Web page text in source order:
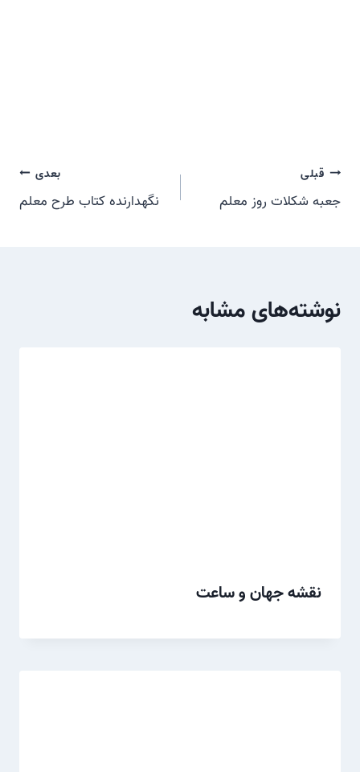
راهبری
نوشته
قبلی
جعبه شکلات روز معلم
بعدی
نگهدارنده کتاب طرح معلم
نوشته‌های مشابه
نقشه جهان و ساعت